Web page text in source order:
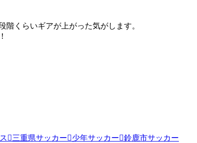
階くらいギアが上がった気がします。
三重県サッカー 少年サッカー 鈴鹿市サッカー